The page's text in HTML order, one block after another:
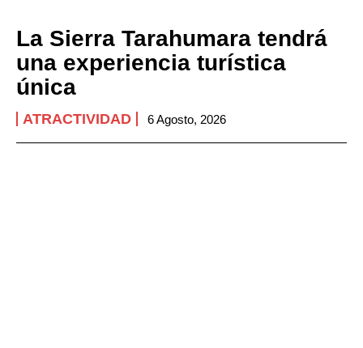
La Sierra Tarahumara tendrá
una experiencia turística
única
ATRACTIVIDAD 6 Agosto, 2026